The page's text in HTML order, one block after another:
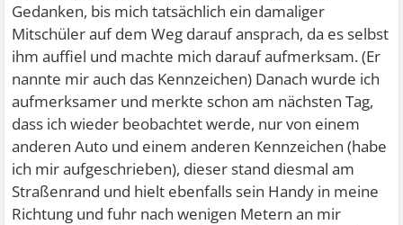
Gedanken, bis mich tatsächlich ein damaliger
Mitschüler auf dem Weg darauf ansprach, da es selbst
ihm auffiel und machte mich darauf aufmerksam. (Er
nannte mir auch das Kennzeichen) Danach wurde ich
aufmerksamer und merkte schon am nächsten Tag,
dass ich wieder beobachtet werde, nur von einem
anderen Auto und einem anderen Kennzeichen (habe
ich mir aufgeschrieben), dieser stand diesmal am
Straßenrand und hielt ebenfalls sein Handy in meine
Richtung und fuhr nach wenigen Metern an mir